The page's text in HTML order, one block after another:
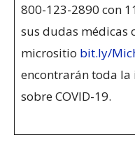
800-123-2890 con
sus dudas médicas
micrositio bit.ly/
encontrarán toda
sobre COVID-19.